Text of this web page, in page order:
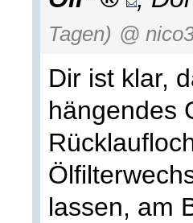
Tagen) @
Dir ist klar,
hängendes
lassen, am